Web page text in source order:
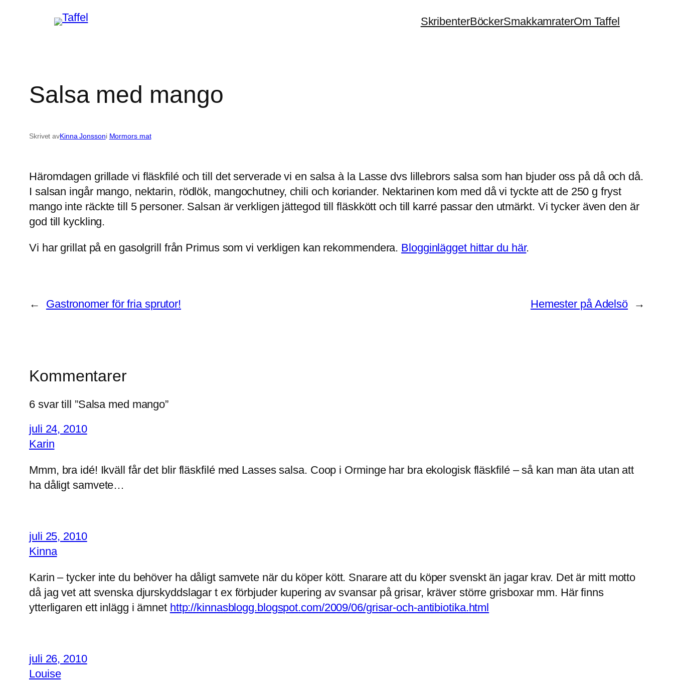
SkribenterBöckerSmakkamraterOm Taffel
Salsa med mango
Skrivet avKinna Jonssoni Mormors mat
Häromdagen grillade vi fläskfilé och till det serverade vi en salsa à la Lasse dvs lillebrors salsa som han bjuder oss på då och då.
I salsan ingår mango, nektarin, rödlök, mangochutney, chili och koriander. Nektarinen kom med då vi tyckte att de 250 g fryst
mango inte räckte till 5 personer. Salsan är verkligen jättegod till fläskkött och till karré passar den utmärkt. Vi tycker även den är
god till kyckling.
Vi har grillat på en gasolgrill från Primus som vi verkligen kan rekommendera. Blogginlägget hittar du här.
← Gastronomer för fria sprutor! Hemester på Adelsö →
Kommentarer
6 svar till ”Salsa med mango”
juli 24, 2010
Karin
Mmm, bra idé! Ikväll får det blir fläskfilé med Lasses salsa. Coop i Orminge har bra ekologisk fläskfilé – så kan man äta utan att
ha dåligt samvete…
juli 25, 2010
Kinna
Karin – tycker inte du behöver ha dåligt samvete när du köper kött. Snarare att du köper svenskt än jagar krav. Det är mitt motto
då jag vet att svenska djurskyddslagar t ex förbjuder kupering av svansar på grisar, kräver större grisboxar mm. Här finns
ytterligaren ett inlägg i ämnet http://kinnasblogg.blogspot.com/2009/06/grisar-och-antibiotika.html
juli 26, 2010
Louise